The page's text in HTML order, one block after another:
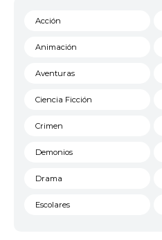
Acción
Animación
Aventuras
Ciencia Ficción
Crimen
Demonios
Drama
Escolares